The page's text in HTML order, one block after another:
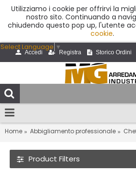
Utilizziamo i cookie per offrirvi la
nostro sito. Continuando a
chiudendo questo pop up, l'utente
cookie.
Select Language ▼
Accedi Registra Storico Ordini
Home Abbigliamento professionale
Product Filters